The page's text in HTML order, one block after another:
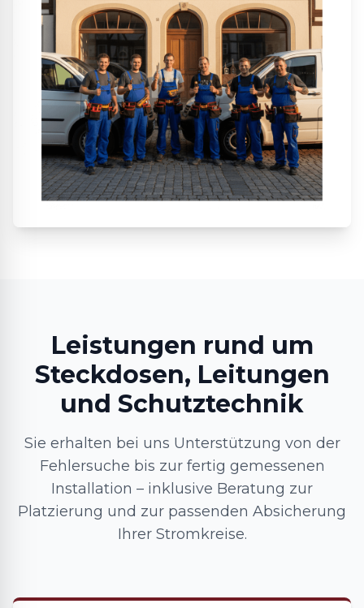
Leistungen rund um
Steckdosen, Leitungen
und Schutztechnik
Sie erhalten bei uns Unterstützung von der
Fehlersuche bis zur fertig gemessenen
Installation – inklusive Beratung zur
Platzierung und zur passenden Absicherung
Ihrer Stromkreise.